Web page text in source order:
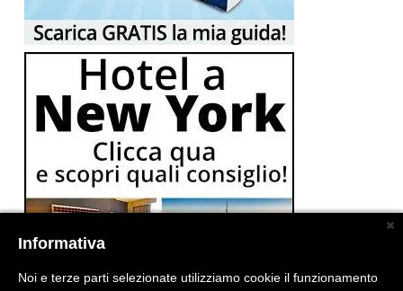
Informativa
Noi e terze parti selezionate utilizziamo cookie il funzionamento